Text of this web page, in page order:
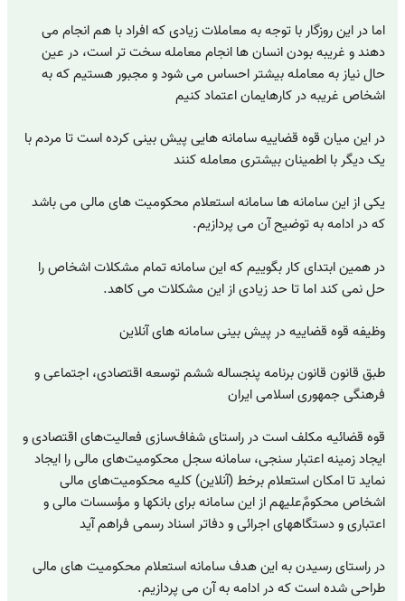
اما در این روزگار با توجه به معاملات زیادی که افراد با هم انجام می
دهند و غریبه بودن انسان ها انجام معامله سخت تر است، در عین
حال نیاز به معامله بیشتر احساس می شود و مجبور هستیم که به
اشخاص غریبه در کارهایمان اعتماد کنیم
در این میان قوه قضاییه سامانه هایی پیش بینی کرده است تا مردم با
یک دیگر با اطمینان بیشتری معامله کنند
یکی از این سامانه ها سامانه استعلام محکومیت های مالی می باشد
که در ادامه به توضیح آن می پردازیم.
در همین ابتدای کار بگوییم که این سامانه تمام مشکلات اشخاص را
حل نمی کند اما تا حد زیادی از این مشکلات می کاهد.
وظیفه قوه قضاییه در پیش بینی سامانه های آنلاین
طبق قانون قانون برنامه پنجساله ششم توسعه اقتصادی، اجتماعی و
فرهنگی جمهوری اسلامی ایران
قوه قضائیه مکلف است در راستای شفاف‌سازی فعالیت‌های اقتصادی و
ایجاد زمینه اعتبار سنجی، سامانه سجل محکومیت‌های مالی را ایجاد
نماید تا امکان استعلام برخط (آنلاین) کلیه محکومیت‌های مالی
اشخاص محکومٌ‌علیهم از این سامانه برای بانکها و مؤسسات مالی و
اعتباری و دستگاههای اجرائی و دفاتر اسناد رسمی فراهم آید
در راستای رسیدن به این هدف سامانه استعلام محکومیت های مالی
طراحی شده است که در ادامه به آن می پردازیم.